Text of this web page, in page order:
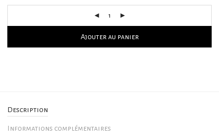
Ajouter au panier
Description
Informations complémentaires